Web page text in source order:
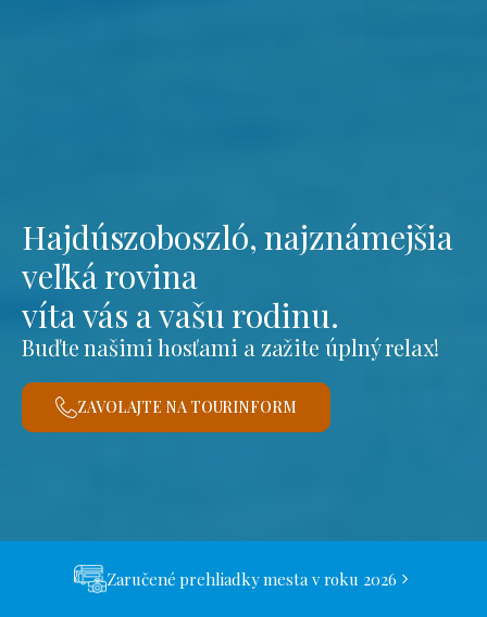
Hajdúszoboszló, najznámejšia
veľká rovina
víta vás a vašu rodinu.
Buďte našimi hosťami a zažite úplný relax!
ZAVOLAJTE NA TOURINFORM
Zaručené prehliadky mesta v roku 2026